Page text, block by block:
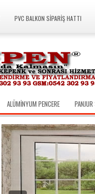
PVC BALKON SİPARİŞ HATTI
ALÜMİNYUM PENCERE